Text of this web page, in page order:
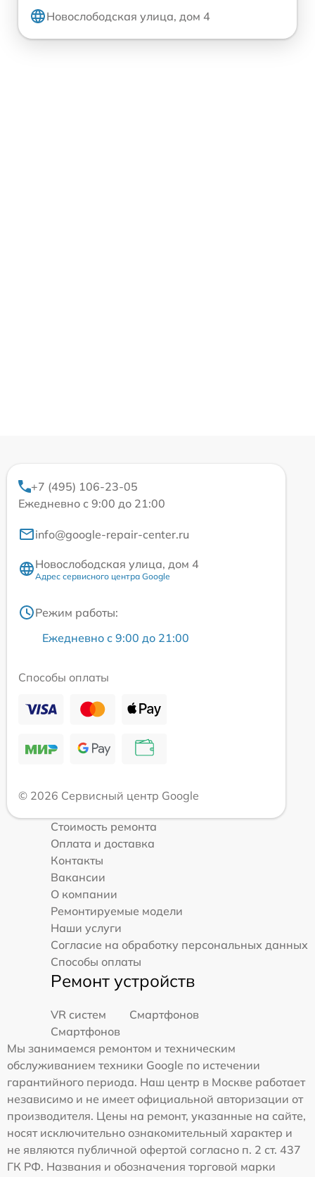
Новослободская улица, дом 4
+7 (495) 106-23-05
Ежедневно с 9:00 до 21:00
info@google-repair-center.ru
Новослободская улица, дом 4
Адрес сервисного центра Google
Режим работы:
Ежедневно с 9:00 до 21:00
Способы оплаты
© 2026 Сервисный центр Google
Стоимость ремонта
Оплата и доставка
Контакты
Вакансии
О компании
Ремонтируемые модели
Наши услуги
Согласие на обработку персональных данных
Способы оплаты
Ремонт устройств
VR систем
Смартфонов
Смартфонов
Мы занимаемся ремонтом и техническим
обслуживанием техники Google по истечении
гарантийного периода. Наш центр в Москве работает
независимо и не имеет официальной авторизации от
производителя. Цены на ремонт, указанные на сайте,
носят исключительно ознакомительный характер и
не являются публичной офертой согласно п. 2 ст. 437
ГК РФ. Названия и обозначения торговой марки